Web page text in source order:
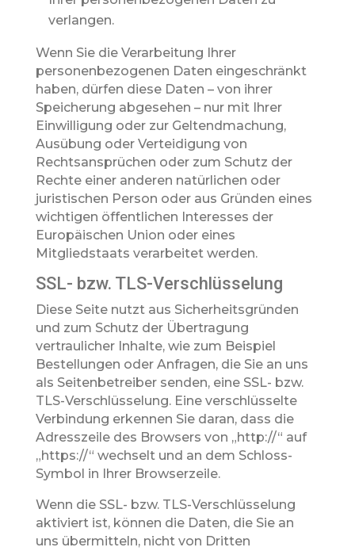
verlangen.
Wenn Sie die Verarbeitung Ihrer
personenbezogenen Daten eingeschränkt
haben, dürfen diese Daten – von ihrer
Speicherung abgesehen – nur mit Ihrer
Einwilligung oder zur Geltendmachung,
Ausübung oder Verteidigung von
Rechtsansprüchen oder zum Schutz der
Rechte einer anderen natürlichen oder
juristischen Person oder aus Gründen eines
wichtigen öffentlichen Interesses der
Europäischen Union oder eines
Mitgliedstaats verarbeitet werden.
SSL- bzw. TLS-Verschlüsselung
Diese Seite nutzt aus Sicherheitsgründen
und zum Schutz der Übertragung
vertraulicher Inhalte, wie zum Beispiel
Bestellungen oder Anfragen, die Sie an uns
als Seitenbetreiber senden, eine SSL- bzw.
TLS-Verschlüsselung. Eine verschlüsselte
Verbindung erkennen Sie daran, dass die
Adresszeile des Browsers von „http://“ auf
„https://“ wechselt und an dem Schloss-
Symbol in Ihrer Browserzeile.
Wenn die SSL- bzw. TLS-Verschlüsselung
aktiviert ist, können die Daten, die Sie an
uns übermitteln, nicht von Dritten